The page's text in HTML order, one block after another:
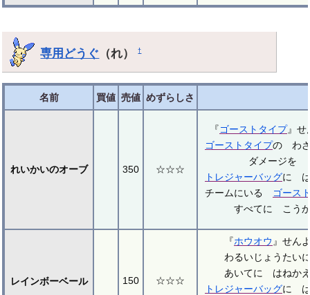
専用どうぐ （れ）†
名前 買値 売値 めずらしさ
れいかいのオーブ 350 ☆☆☆
『ゴースト タイプ』
ゴースト タイプの わ
ダメージを
トレジャーバッグに は
チームにいる
ゴース
すべてに こう
レインボーベール 150 ☆☆☆
『ホウオウ 』せん
わるいじょうたい
あいてに はねか
トレジャーバッグに は